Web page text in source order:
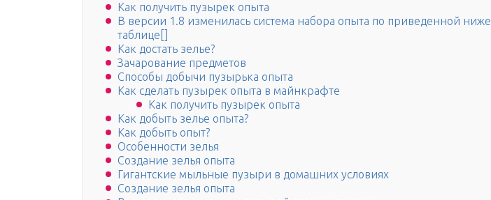
Как получить пузырек опыта
В версии 1.8 изменилась система набора опыта по приведенной ниже
таблице[]
Как достать зелье?
Зачарование предметов
Способы добычи пузырька опыта
Как сделать пузырек опыта в майнкрафте
Как получить пузырек опыта
Как добыть зелье опыта?
Как добыть опыт?
Особенности зелья
Создание зелья опыта
Гигантские мыльные пузыри в домашних условиях
Создание зелья опыта